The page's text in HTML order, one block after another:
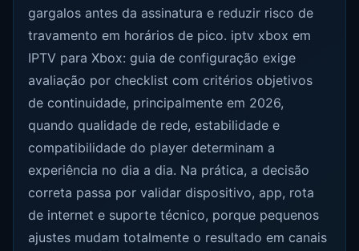
gargalos antes da assinatura e reduzir risco de
travamento em horários de pico. iptv xbox em
IPTV para Xbox: guia de configuração exige
avaliação por checklist com critérios objetivos
de continuidade, principalmente em 2026,
quando qualidade de rede, estabilidade e
compatibilidade do player determinam a
experiência no dia a dia. Na prática, a decisão
correta passa por validar dispositivo, app, rota
de internet e suporte técnico, porque pequenos
ajustes mudam totalmente o resultado em canais